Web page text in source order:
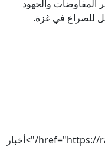
المفاوضات والجهود
للصراع في غزة.
href="https://radionagham.com/category/news/">أخبار